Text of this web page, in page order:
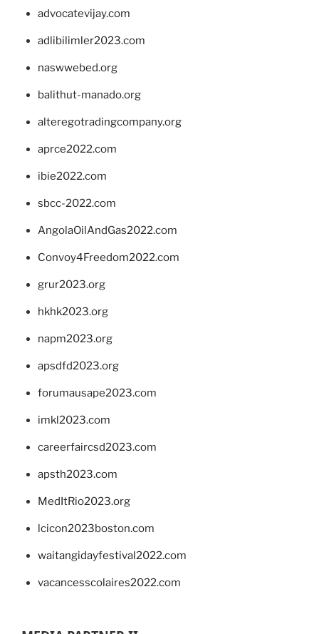
advocatevijay.com
adlibilimler2023.com
naswwebed.org
balithut-manado.org
alteregotradingcompany.org
aprce2022.com
ibie2022.com
sbcc-2022.com
AngolaOilAndGas2022.com
Convoy4Freedom2022.com
grur2023.org
hkhk2023.org
napm2023.org
apsdfd2023.org
forumausape2023.com
imkl2023.com
careerfaircsd2023.com
apsth2023.com
MedItRio2023.org
lcicon2023boston.com
waitangidayfestival2022.com
vacancesscolaires2022.com